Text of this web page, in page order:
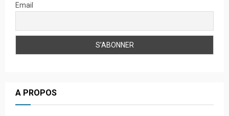
Email
A PROPOS